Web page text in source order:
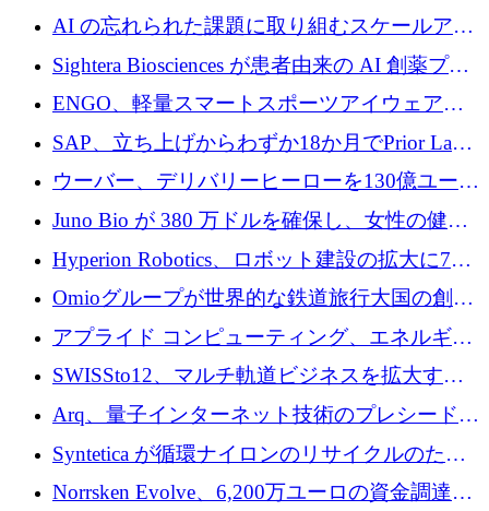
銀行を立ち上げる
2,500 万ユーロのコミットメントで支援
AI の忘れられた課題に取り組むスケールアッ
プを実現: カメラロール
Sightera Biosciences が患者由来の AI 創薬プラ
ットフォームを拡大するために 300 万ユーロ
のプレシードをクローズ
ENGO、軽量スマートスポーツアイウェアの
進歩のために510万ユーロを調達
SAP、立ち上げからわずか18か月でPrior Labs
を10億ユーロ以上の契約で買収
ウーバー、デリバリーヒーローを130億ユーロ
の契約で買収、99か国にまたがるプラットフ
ォームを構築
Juno Bio が 380 万ドルを確保し、女性の健康
専用の初のシーケンスラボを開設
Hyperion Robotics、ロボット建設の拡大に740
万ドルを確保
Omioグループが世界的な鉄道旅行大国の創設
を目指してRail Europeを買収
アプライド コンピューティング、エネルギー
向け基盤 AI の拡張に 2,000 万ドルを調達
SWISSto12、マルチ軌道ビジネスを拡大する
ためにシリーズCで7,000万ドルを調達
Arq、量子インターネット技術のプレシードと
して140万ドルを確保
Syntetica が循環ナイロンのリサイクルのため
にシリーズ A で 3,000 万ドルを調達
Norrsken Evolve、6,200万ユーロの資金調達